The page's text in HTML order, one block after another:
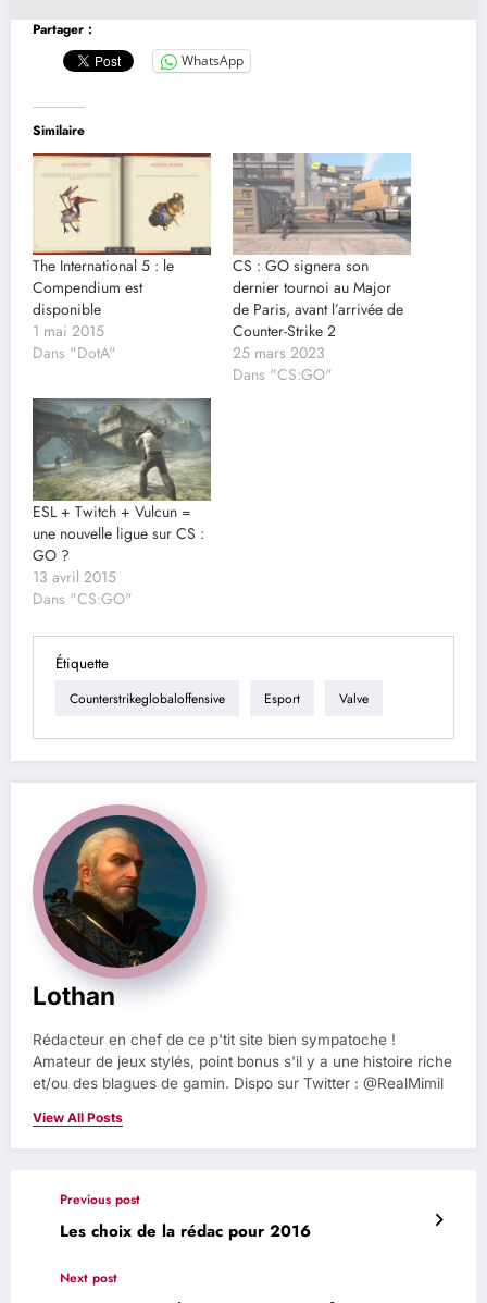
Partager :
WhatsApp
Similaire
The International 5 : le
Compendium est
disponible
1 mai 2015
Dans "DotA"
CS : GO signera son
dernier tournoi au Major
de Paris, avant l’arrivée de
Counter-Strike 2
25 mars 2023
Dans "CS:GO"
ESL + Twitch + Vulcun =
une nouvelle ligue sur CS :
GO ?
13 avril 2015
Dans "CS:GO"
Étiquette
Counterstrikeglobaloffensive Esport Valve
Lothan
Rédacteur en chef de ce p'tit site bien sympatoche !
Amateur de jeux stylés, point bonus s'il y a une histoire riche
et/ou des blagues de gamin. Dispo sur Twitter : @RealMimil
View All Posts
Previous post
Les choix de la rédac pour 2016
Next post